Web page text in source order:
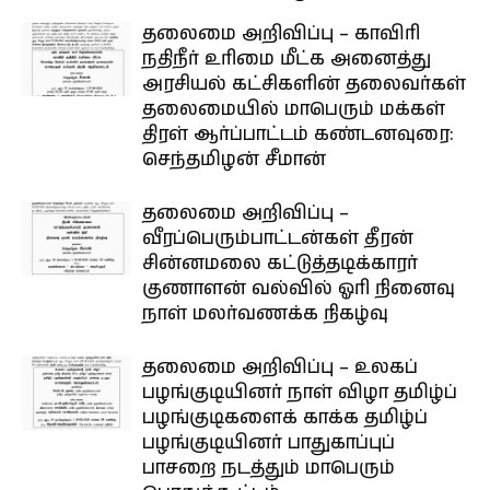
தலைமை அறிவிப்பு – காவிரி
நதிநீர் உரிமை மீட்க அனைத்து
அரசியல் கட்சிகளின் தலைவர்கள்
தலைமையில் மாபெரும் மக்கள்
திரள் ஆர்ப்பாட்டம் கண்டனவுரை:
செந்தமிழன் சீமான்
தலைமை அறிவிப்பு –
வீரப்பெரும்பாட்டன்கள் தீரன்
சின்னமலை கட்டுத்தடிக்காரர்
குணாளன் வல்வில் ஓரி நினைவு
நாள் மலர்வணக்க நிகழ்வு
தலைமை அறிவிப்பு – உலகப்
பழங்குடியினர் நாள் விழா தமிழ்ப்
பழங்குடிகளைக் காக்க தமிழ்ப்
பழங்குடியினர் பாதுகாப்புப்
பாசறை நடத்தும் மாபெரும்